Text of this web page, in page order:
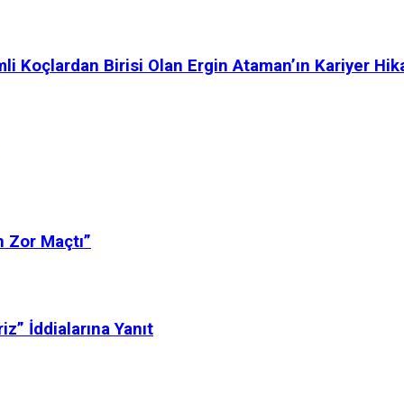
Birisi Olan Ergin Ataman’ın Kariyer
Zor Maçtı”
İddialarına Yanıt